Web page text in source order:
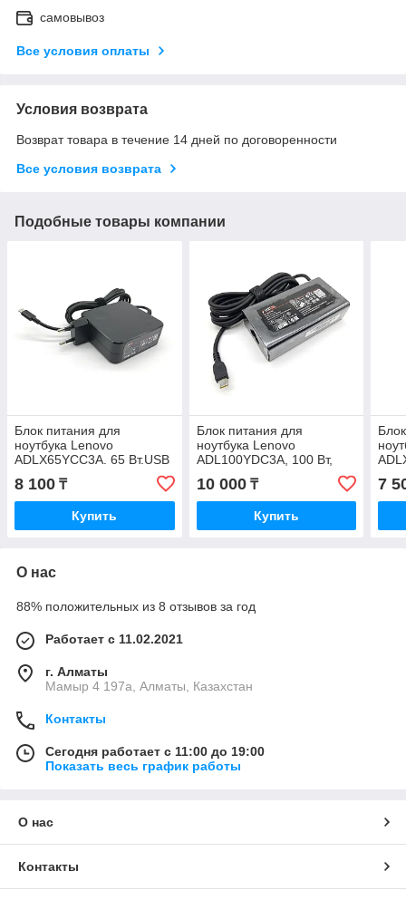
самовывоз
Все условия оплаты
Условия возврата
Возврат товара в течение 14 дней по договоренности
Все условия возврата
Подобные товары компании
Блок питания для
ноутбука Lenovo
ADLX65YCC3A. 65 Вт.USB
Type-C.
8 100 ₸
Купить
Блок питания для
ноутбука Lenovo
ADL100YDC3A, 100 Вт,
USB Type-C
10 000₸
Купить
7
О нас
88% положительных из 8 отзывов за год
Работает с 11.02.2021
г. Алматы
Мамыр 4 197а, Алматы, Казахстан
Контакты
Сегодня работает с 11:00 до 19:00
Показать весь график работы
О нас
Контакты